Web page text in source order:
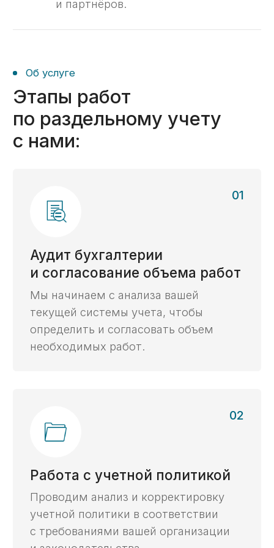
Анализ прибыли и подготовка
о выполнении госконтракта.
Оперативный аудит - за 1 день
С личным экспертом онлайн
Получить консультацию ->
Бесплатный анализ
Получите бесплатный
анализ контракта,
ответив на 2 вопроса
Хочу бесплатный анализ контракта ->